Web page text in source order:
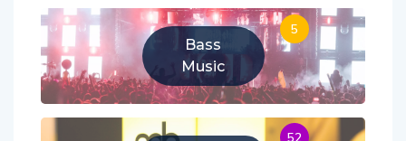
Bass
Music
5
52